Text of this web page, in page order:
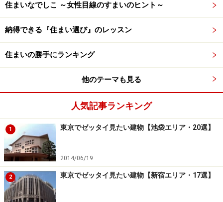
できる。
泥だらけで帰ってくる元気印の子供がいれば、きっと使
い勝手もいいんじゃないかな。犬を飼っているのであれ
窓のプランは、周辺環境や防犯性に配慮し
て
個人的には、開放的な窓のある浴室プランはおすすめし
たいところだが、周辺環境や間取りによっては、掃き出
し窓や大きめの窓を取ることが難しいケースもあるだろ
う。いくら開放的なプランにしても、プライバシーの確
住まいなでしこ ～女性目線のすまいのヒント～
納得できる『住まい選び』のレッスン
住まいの勝手にランキング
他のテーマも見る
人気記事ランキング
1 東京でゼッタイ見たい建物【池袋エリア・20選】
2014/06/19
2 東京でゼッタイ見たい建物【新宿エリア・17選】